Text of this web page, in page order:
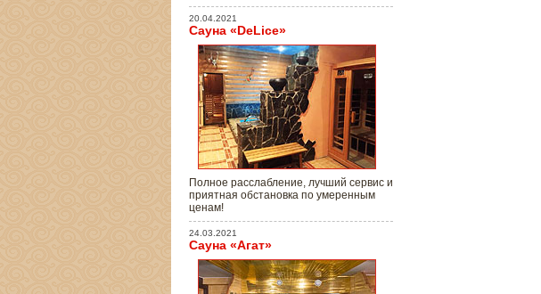
20.04.2021
Сауна «DeLice»
Полное расслабление, лучший сервис и
приятная обстановка по умеренным
ценам!
24.03.2021
Сауна «Агат»